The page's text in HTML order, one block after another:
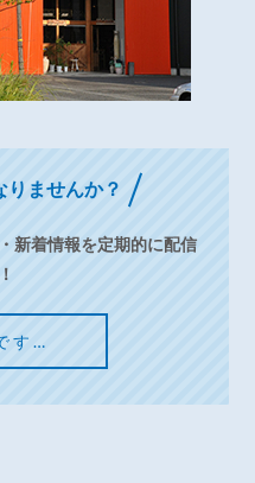
りませんか？
新着情報を定期的に配信
す…